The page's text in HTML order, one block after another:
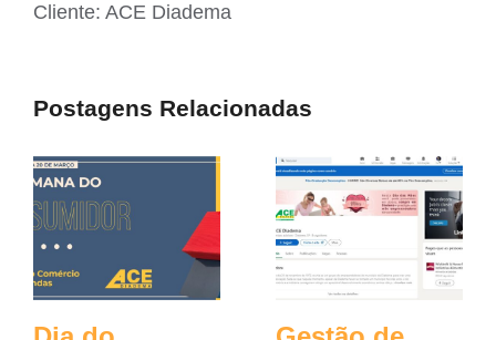
Cliente: ACE Diadema
Postagens Relacionadas